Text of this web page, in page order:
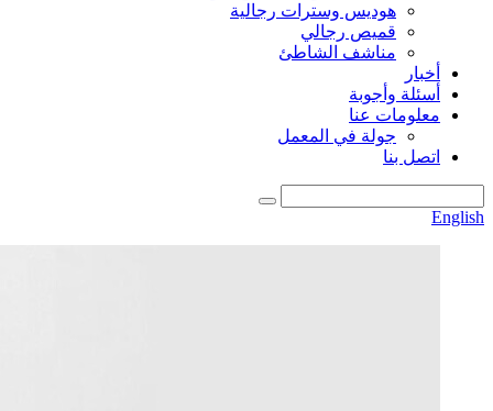
هوديس وسترات رجالية
قميص رجالي
مناشف الشاطئ
أخبار
أسئلة وأجوبة
معلومات عنا
جولة في المعمل
اتصل بنا
English